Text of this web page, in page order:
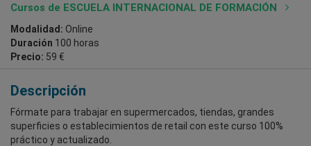
Cursos de ESCUELA INTERNACIONAL DE FORMACIÓN
Modalidad: Online
Duración 100 horas
Precio: 59 €
Descripción
Fórmate para trabajar en supermercados, tiendas, grandes
superficies o establecimientos de retail con este curso 100%
práctico y actualizado.